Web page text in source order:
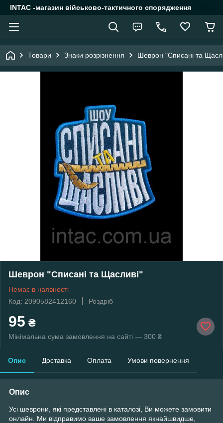
INTAC -магазин військово-тактичного спорядження
Товари Знаки розрізнення Шеврон "Списані та
Шеврон "Списані та Щасливі"
Немає в наявності
Код: 2090582412160
Роздріб
95 ₴
Мінімальна сума замовлення на сайті — 300 ₴
Опис Доставка Оплата Умови повернення
Опис
Усі шеврони, які представлені в каталозі, Ви можете замовити
онлайн. Ми відправимо ваше замовлення якнайшвидше,